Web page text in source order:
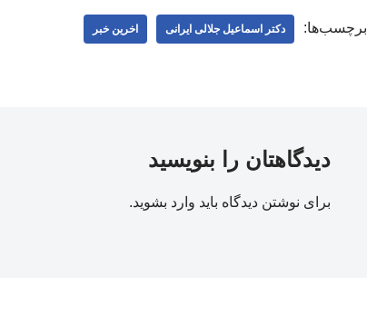
برچسب‌ها: دکتر اسماعیل جلالی ایرانی اخرین خبر
دیدگاهتان را بنویسید
برای نوشتن دیدگاه باید وارد بشوید.